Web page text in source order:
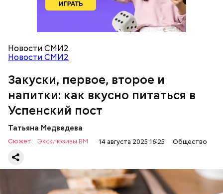
Новости СМИ2
Новости СМИ2
Закуски, первое, второе и
напитки: как вкусно питаться в
Успенский пост
Татьяна Медведева
Сюжет: Эксклюзивы ВМ 14 августа 2025 16:25 Общество
600 г помидоров;
200 г репчатого лука;
100 г муки;
зелень петрушки и укропа.